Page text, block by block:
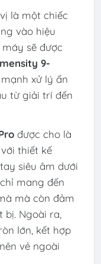
là một chiếc
vào hiệu
sẽ được
9-
xử lý ấn
từ giải trí đến
được cho là
thiết kế
siêu âm dưới
mang đến
mà còn đảm
Ngoài ra,
lớn, kết hợp
vẻ ngoài